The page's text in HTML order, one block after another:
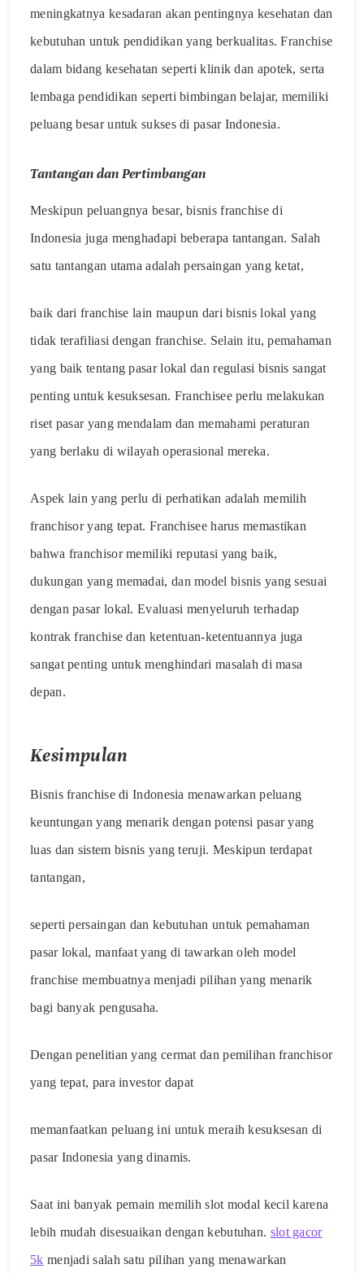
meningkatnya kesadaran akan pentingnya kesehatan dan
kebutuhan untuk pendidikan yang berkualitas. Franchise
dalam bidang kesehatan seperti klinik dan apotek, serta
lembaga pendidikan seperti bimbingan belajar, memiliki
peluang besar untuk sukses di pasar Indonesia.
Tantangan dan Pertimbangan
Meskipun peluangnya besar, bisnis franchise di
Indonesia juga menghadapi beberapa tantangan. Salah
satu tantangan utama adalah persaingan yang ketat,
baik dari franchise lain maupun dari bisnis lokal yang
tidak terafiliasi dengan franchise. Selain itu, pemahaman
yang baik tentang pasar lokal dan regulasi bisnis sangat
penting untuk kesuksesan. Franchisee perlu melakukan
riset pasar yang mendalam dan memahami peraturan
yang berlaku di wilayah operasional mereka.
Aspek lain yang perlu di perhatikan adalah memilih
franchisor yang tepat. Franchisee harus memastikan
bahwa franchisor memiliki reputasi yang baik,
dukungan yang memadai, dan model bisnis yang sesuai
dengan pasar lokal. Evaluasi menyeluruh terhadap
kontrak franchise dan ketentuan-ketentuannya juga
sangat penting untuk menghindari masalah di masa
depan.
Kesimpulan
Bisnis franchise di Indonesia menawarkan peluang
keuntungan yang menarik dengan potensi pasar yang
luas dan sistem bisnis yang teruji. Meskipun terdapat
tantangan,
seperti persaingan dan kebutuhan untuk pemahaman
pasar lokal, manfaat yang di tawarkan oleh model
franchise membuatnya menjadi pilihan yang menarik
bagi banyak pengusaha.
Dengan penelitian yang cermat dan pemilihan franchisor
yang tepat, para investor dapat
memanfaatkan peluang ini untuk meraih kesuksesan di
pasar Indonesia yang dinamis.
Saat ini banyak pemain memilih slot modal kecil karena
lebih mudah disesuaikan dengan kebutuhan. slot gacor
5k menjadi salah satu pilihan yang menawarkan